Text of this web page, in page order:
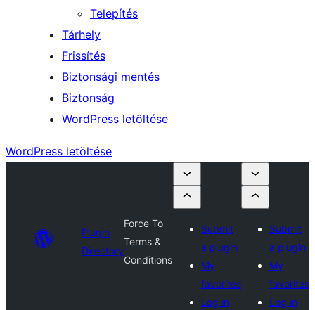
Telepítés
Tárhely
Frissítés
Biztonsági mentés
Biztonság
WordPress letöltése
WordPress letöltése
Plugin
Directory
Force To
Terms &
Conditions
Submit
a plugin
My
favorites
Log in
Submit
a plugin
My
favorites
Log in